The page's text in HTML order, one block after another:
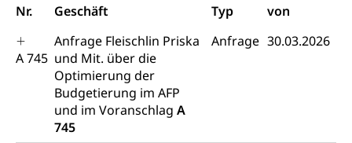
Nr.
Geschäft Typ von
A 745
Anfrage Fleischlin Priska
und Mit. über die
Optimierung der
Budgetierung im AFP
und im Voranschlag A
745
Anfrage 30.03.2026
Waffen, Sprengstoffe und Pyrotechnik
Reisepass, Identitätskarte
Strassenverkehrsamt (Führerausweis,
Fahrzeugausweis)
Namensänderungen
Staatsbürgerschaft, Bürgerrecht, Erwerb des
Bürgerrechts, Verlust des Bürgerrechts,
Einbürgerungsverfahren
Einbürgerungen
Geburt
Geburtsurkunde, Geburtsschein, Geburtsanzeige
Kinder und Jugendliche